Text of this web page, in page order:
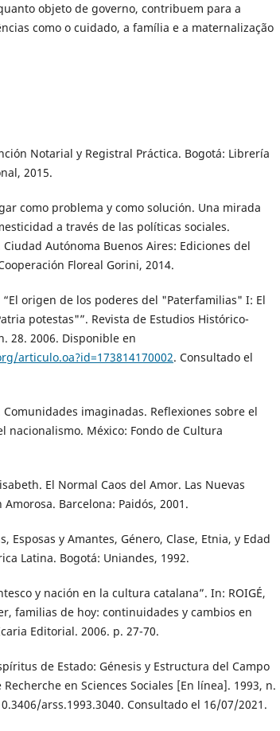
objeto de governo, contribuem para a
como o cuidado, a família e a maternalização
Notarial y Registral Práctica. Bogotá: Librería
2015.
como problema y como solución. Una mirada
a través de las políticas sociales.
Autónoma Buenos Aires: Ediciones del
Floreal Gorini, 2014.
“El origen de los poderes del "Paterfamilias" I: El
potestas"”. Revista de Estudios Histórico-
28. 2006. Disponible en
articulo.oa?id=173814170002. Consultado el
Comunidades imaginadas. Reflexiones sobre el
nacionalismo. México: Fondo de Cultura
El Normal Caos del Amor. Las Nuevas
Amorosa. Barcelona: Paidós, 2001.
Esposas y Amantes, Género, Clase, Etnia, y Edad
Latina. Bogotá: Uniandes, 1992.
y nación en la cultura catalana”. In: ROIGÉ,
familias de hoy: continuidades y cambios en
Editorial. 2006. p. 27-70.
de Estado: Génesis y Estructura del Campo
en Sciences Sociales [En línea]. 1993, n.
arss.1993.3040. Consultado el 16/07/2021.